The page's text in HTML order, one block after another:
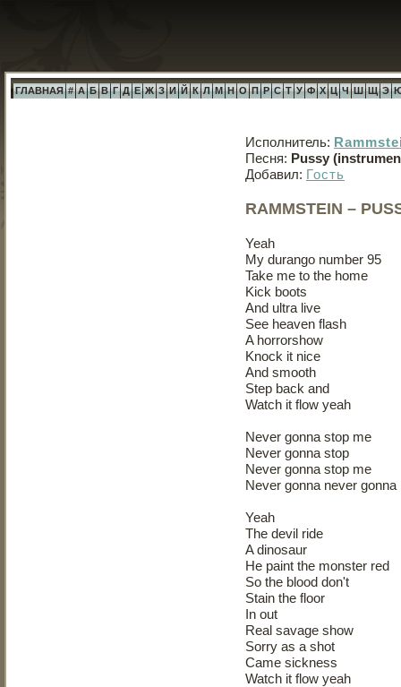
ГЛАВНАЯ # А Б В Г Д Е Ж З И Й К Л М Н О П Р С Т У Ф Х Ц Ч Ш Щ Э
Исполнитель:
Песня: Pussy
Добавил: Гость
RAMMSTEIN –
Yeah
My durango number 95
Take me to the home
Kick boots
And ultra live
See heaven flash
A horrorshow
Knock it nice
And smooth
Step back and
Watch it flow yeah
Never gonna stop me
Never gonna stop
Never gonna stop me
Never gonna never gonna
Yeah
The devil ride
A dinosaur
He paint the monster red
So the blood don't
Stain the floor
In out
Real savage show
Sorry as a shot
Came sickness
Watch it flow yeah